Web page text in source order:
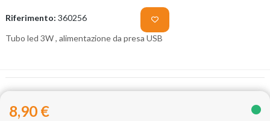
Riferimento: 360256
Tubo led 3W , alimentazione da presa USB
8,90 €